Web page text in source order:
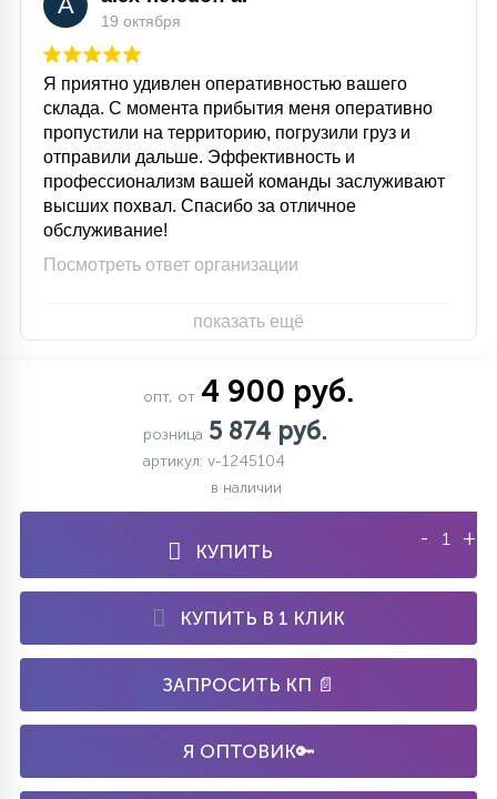
19 октября
Я приятно удивлен оперативностью вашего
склада. С момента прибытия меня оперативно
пропустили на территорию, погрузили груз и
отправили дальше. Эффективность и
профессионализм вашей команды заслуживают
высших похвал. Спасибо за отличное
обслуживание!
Посмотреть ответ организации
показать ещё
опт, от 4 900 руб.
розница 5 874 руб.
артикул: v-1245104
в наличии
КУПИТЬ
- +
КУПИТЬ В 1 КЛИК
ЗАПРОСИТЬ КП 📄
Я ОПТОВИК🔑